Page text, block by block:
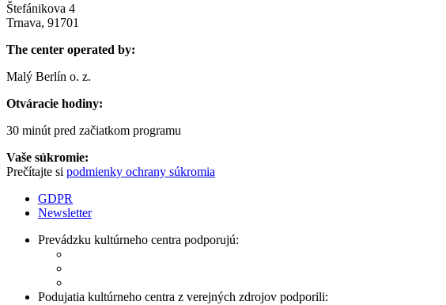
Štefánikova 4
Trnava, 91701
The center operated by:
Malý Berlín o. z.
Otváracie hodiny:
30 minút pred začiatkom programu
Vaše súkromie:
Prečítajte si podmienky ochrany súkromia
GDPR
Newsletter
Prevádzku kultúrneho centra podporujú:
Podujatia kultúrneho centra z verejných zdrojov podporili: